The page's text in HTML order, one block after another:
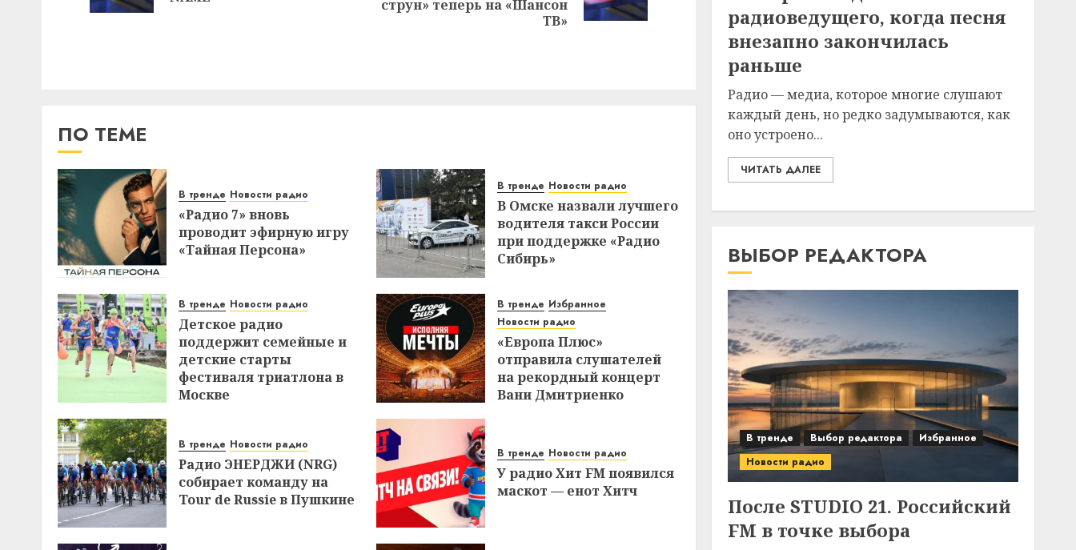
запись:
струн» теперь на «Шансон
ТВ»
ПО ТЕМЕ
В тренде Новости радио
«Радио 7» вновь
проводит эфирную игру
«Тайная Персона»
В тренде Новости радио
В Омске назвали лучшего
водителя такси России
при поддержке «Радио
Сибирь»
В тренде Новости радио
Детское радио
поддержит семейные и
детские старты
фестиваля триатлона в
Москве
В тренде Избранное
Новости радио
«Европа Плюс»
отправила слушателей
на рекордный концерт
Вани Дмитриенко
В тренде Новости радио
Радио ЭНЕРДЖИ (NRG)
собирает команду на
Tour de Russie в Пушкине
В тренде Новости радио
У радио Хит FM появился
маскот — енот Хитч
радиоведущего, когда песня
внезапно закончилась
раньше
Радио — медиа, которое многие слушают
каждый день, но редко задумываются, как
оно устроено...
ЧИТАТЬ ДАЛЕЕ
ВЫБОР РЕДАКТОРА
В тренде Выбор редактора
Избранное
Новости радио
После STUDIO 21. Российский
FM в точке выбора